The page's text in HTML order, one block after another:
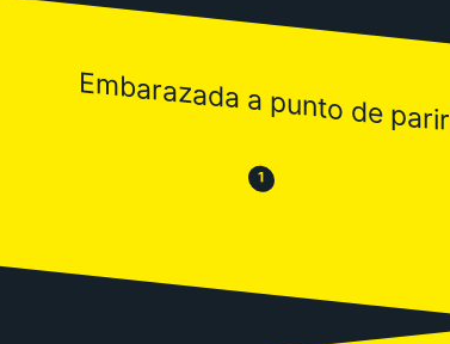
Embarazada a punto de parir
😒 1 😂